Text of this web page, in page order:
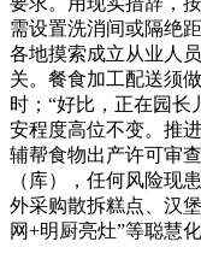
需设置洗消间或隔绝
各地摸索成立从业人
关。餐食加工配送须
时；“好比，正在园长
安程度高位不变。推
辅帮食物出产许可审
（库），任何风险现
外采购散拆糕点、汉
网+明厨亮灶”等聪慧